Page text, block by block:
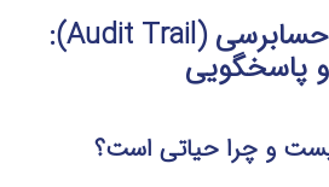
بخش ۴: ردیابی حسابرسی (Audit Trail):
پاسخگویی
و چرا حیاتی است؟